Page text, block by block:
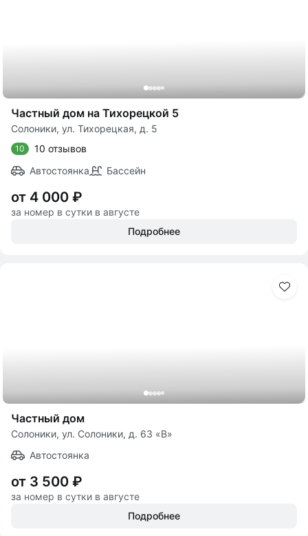
Частный дом на Тихорецкой 5
Солоники, ул. Тихорецкая, д. 5
10
10 отзывов
Автостоянка
Бассейн
от 4 000 ₽
за номер в сутки в августе
Подробнее
Частный дом
Солоники, ул. Солоники, д. 63 «В»
Автостоянка
от 3 500 ₽
за номер в сутки в августе
Подробнее